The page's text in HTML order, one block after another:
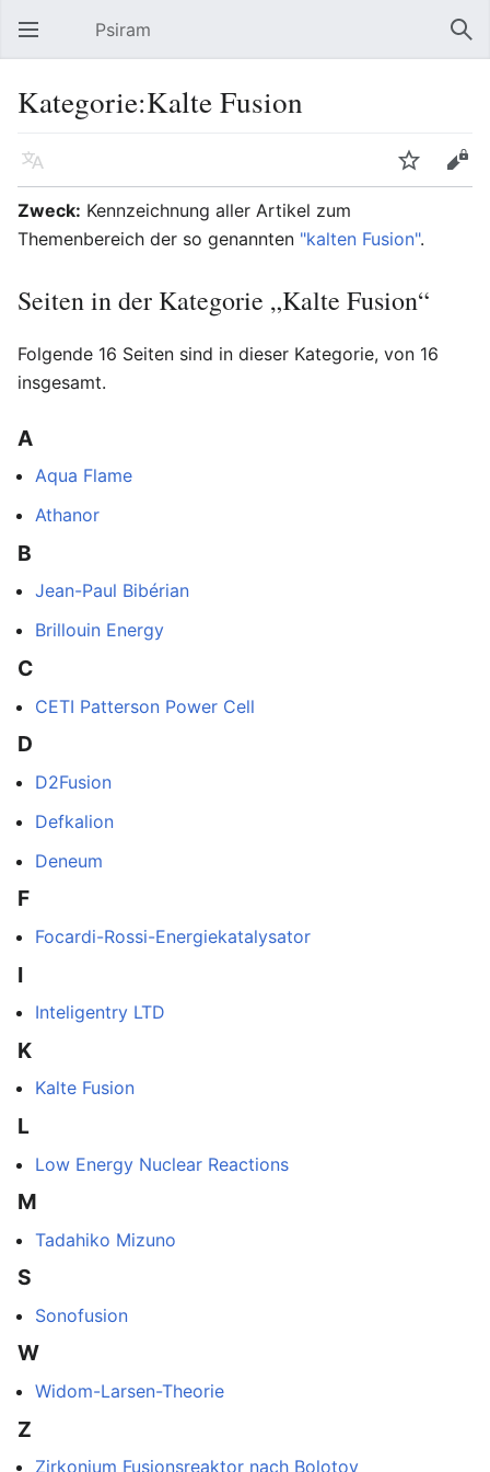
Hauptmenü öffnen Psiram
Kategorie:Kalte Fusion
Sprache Beobachten
Bearbeiten
Zweck: Kennzeichnung aller Artikel zum
Themenbereich der so genannten "kalten Fusion".
Seiten in der Kategorie „Kalte Fusion“
Folgende 16 Seiten sind in dieser Kategorie, von 16
insgesamt.
A
Aqua Flame
Athanor
B
Jean-Paul Bibérian
Brillouin Energy
C
CETI Patterson Power Cell
D
D2Fusion
Defkalion
Deneum
F
Focardi-Rossi-Energiekatalysator
I
Inteligentry LTD
K
Kalte Fusion
L
Low Energy Nuclear Reactions
M
Tadahiko Mizuno
S
Sonofusion
W
Widom-Larsen-Theorie
Z
Zirkonium Fusionsreaktor nach Bolotov